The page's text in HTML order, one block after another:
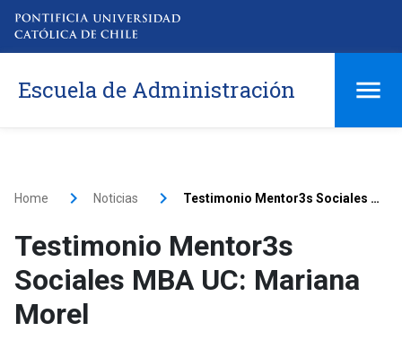
Escuela de Administración
Home Noticias Testimonio Mentor3s Sociales MBA UC: Mariana Morel
Testimonio Mentor3s
Sociales MBA UC: Mariana
Morel